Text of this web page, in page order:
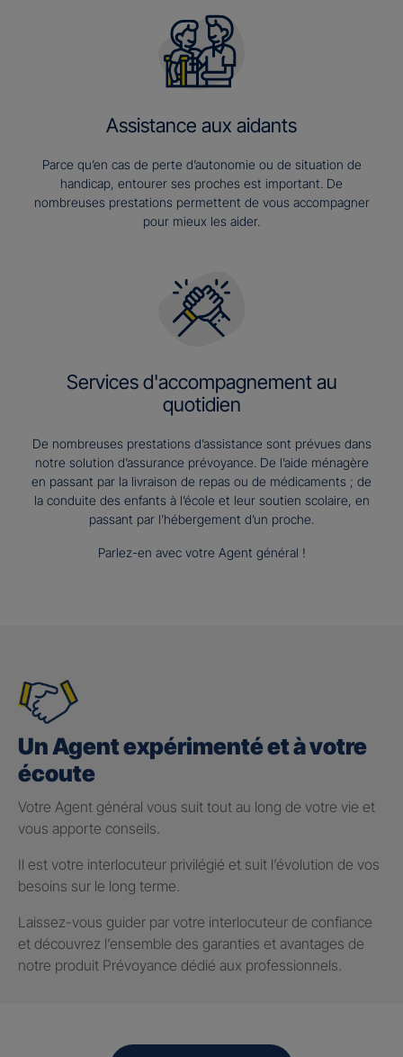
Assistance aux aidants
Parce qu’en cas de perte d’autonomie ou de situation de
handicap, entourer ses proches est important. De
nombreuses prestations permettent de vous accompagner
pour mieux les aider.
Services d'accompagnement au
quotidien
De nombreuses prestations d’assistance sont prévues dans
notre solution d’assurance prévoyance. De l’aide ménagère
en passant par la livraison de repas ou de médicaments ; de
la conduite des enfants à l’école et leur soutien scolaire, en
passant par l’hébergement d’un proche.
Parlez-en avec votre Agent général !
Un Agent expérimenté et à votre
écoute
Votre Agent général vous suit tout au long de votre vie et
vous apporte conseils.
Il est votre interlocuteur privilégié et suit l’évolution de vos
besoins sur le long terme.
Laissez-vous guider par votre interlocuteur de confiance
et découvrez l’ensemble des garanties et avantages de
notre produit Prévoyance dédié aux professionnels.